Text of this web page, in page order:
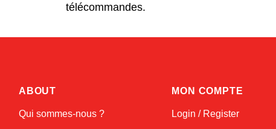
télécommandes.
ABOUT
Qui sommes-nous ?
MON COMPTE
Login / Register